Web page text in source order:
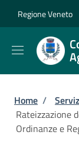
Regione Veneto
Home /
Rateizzazione
Ordinanze e